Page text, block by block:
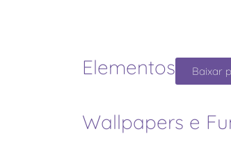
Elementos Baixar
Wallpapers e